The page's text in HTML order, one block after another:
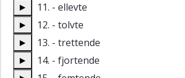
►
11. - ellevte
►
12. - tolvte
►
13. - trettende
►
14. - fjortende